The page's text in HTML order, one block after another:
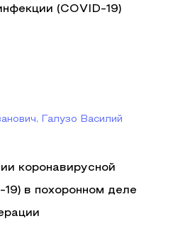
(COVID-19)
Галузо Василий
коронавирусной
в похоронном деле